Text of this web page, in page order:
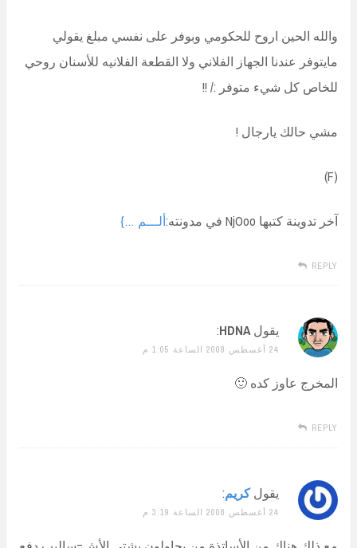
والله الحين اروح للحكومي وبوفر على نفسي مبلغ يقولي
مايتوفر عندنا الجهاز الفلاني ولا القطعة الفلانيه للأسنان روحي
للخاص كل شيء متوفر :/ !!
مشي حالك يارجال !
(F)
آخر تدوينة كتبها NjOoo في مدونته: ألـــم …}
REPLY
يقول HDNA
:
24 أغسطس 2008 الساعة 1:05 م
المخرج عاوز كده 🙂
REPLY
يقول كريم:
24 أغسطس 2008 الساعة 3:19 م